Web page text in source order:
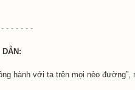
- - - - - -
DẪN:
với ta trên mọi nẻo đường”,